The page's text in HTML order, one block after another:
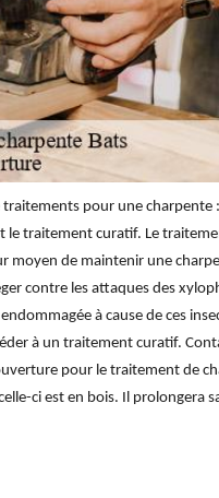
traitements pour une charpente
le traitement curatif. Le
moyen de maintenir une
contre les attaques des
à cause de ces
à un traitement curatif.
pour le traitement de
ci est en bois. Il prolongera